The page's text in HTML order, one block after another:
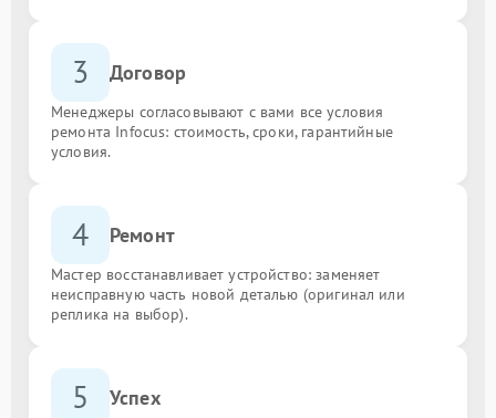
3 Договор
Менеджеры согласовывают с вами все условия
ремонта Infocus: стоимость, сроки, гарантийные
условия.
4 Ремонт
Мастер восстанавливает устройство: заменяет
неисправную часть новой деталью (оригинал или
реплика на выбор).
5 Успех